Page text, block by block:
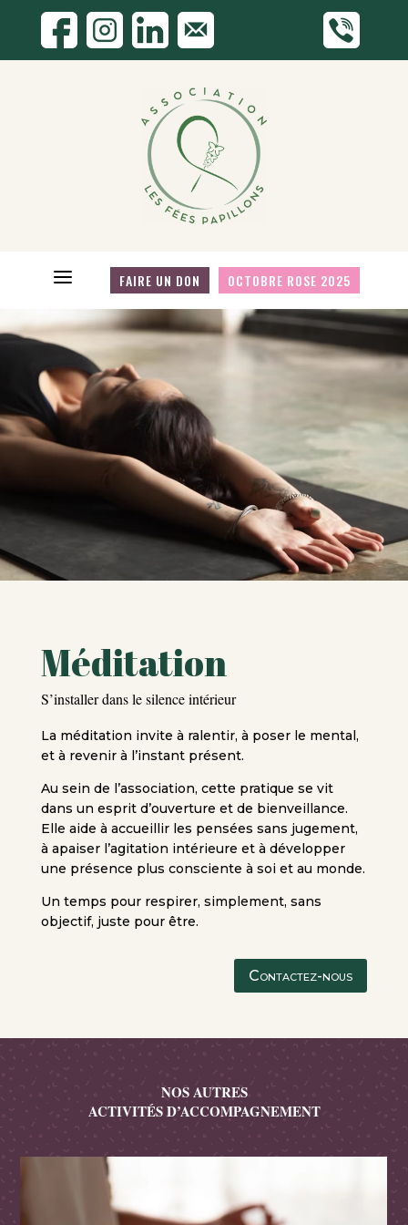
a FAIRE UN DON OCTOBRE ROSE 2025
Méditation
S’installer dans le silence intérieur
La méditation invite à ralentir, à poser le mental,
et à revenir à l’instant présent.
Au sein de l’association, cette pratique se vit
dans un esprit d’ouverture et de bienveillance.
Elle aide à accueillir les pensées sans jugement,
à apaiser l’agitation intérieure et à développer
une présence plus consciente à soi et au monde.
Un temps pour respirer, simplement, sans
objectif, juste pour être.
Contactez-nous
NOS AUTRES
ACTIVITÉS D’ACCOMPAGNEMENT